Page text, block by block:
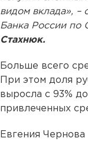
видом вклада», –
Банка России по
Стахнюк.
Больше всего
При этом доля
выросла с 93%
привлеченных
Евгения Чернова